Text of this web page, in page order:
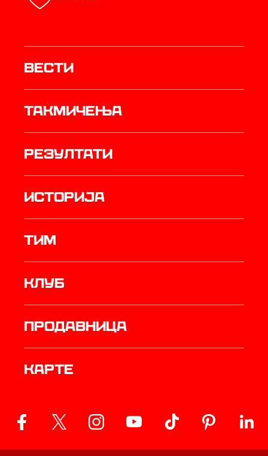
Вести
Такмичења
резултати
историја
ТИМ
Клуб
продавница
Карте